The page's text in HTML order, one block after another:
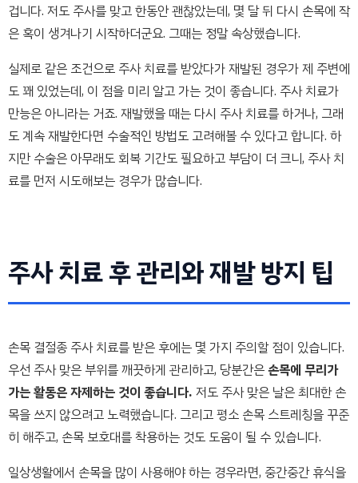
겁니다. 저도 주사를 맞고 한동안 괜찮았는데, 몇 달 뒤 다시 손목에 작
은 혹이 생겨나기 시작하더군요. 그때는 정말 속상했습니다.
실제로 같은 조건으로 주사 치료를 받았다가 재발된 경우가 제 주변에
도 꽤 있었는데, 이 점을 미리 알고 가는 것이 좋습니다. 주사 치료가
만능은 아니라는 거죠. 재발했을 때는 다시 주사 치료를 하거나, 그래
도 계속 재발한다면 수술적인 방법도 고려해볼 수 있다고 합니다. 하
지만 수술은 아무래도 회복 기간도 필요하고 부담이 더 크니, 주사 치
료를 먼저 시도해보는 경우가 많습니다.
주사 치료 후 관리와 재발 방지 팁
손목 결절종 주사 치료를 받은 후에는 몇 가지 주의할 점이 있습니다.
우선 주사 맞은 부위를 깨끗하게 관리하고, 당분간은손목에 무리가
가는 활동은 자제하는 것이 좋습니다. 저도 주사 맞은 날은 최대한 손
목을 쓰지 않으려고 노력했습니다. 그리고 평소 손목 스트레칭을 꾸준
히 해주고, 손목 보호대를 착용하는 것도 도움이 될 수 있습니다.
일상생활에서 손목을 많이 사용해야 하는 경우라면, 중간중간 휴식을